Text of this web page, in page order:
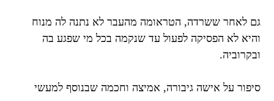
גם לאחר ששרדה, הטראומה מהעבר לא נתנה לה מנוח
והיא לא הפסיקה לפעול עד שנקמה בכל מי שפגע בה
ובקרוביה.
סיפור על אישה גיבורה, אמיצה וחכמה שבנוסף למעשי